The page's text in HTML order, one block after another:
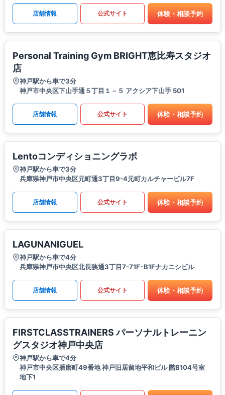
店舗情報 公式サイト 体験・相談予約
Personal Training Gym BRIGHT恵比寿スタジオ
店
神戸駅から車で3分
神戸市中央区下山手通５丁目１－５ アクシア下山手 501
店舗情報 公式サイト 体験・相談予約
Lentoコンディショニングラボ
神戸駅から車で3分
兵庫県神戸市中央区元町通3丁目9-4元町カルチャービル7F
店舗情報 公式サイト 体験・相談予約
LAGUNANIGUEL
神戸駅から車で4分
兵庫県神戸市中央区北長狭通3丁目7-71F･B1Fナカニシビル
店舗情報 公式サイト 体験・相談予約
FIRSTCLASSTRAINERS パーソナルトレーニン
グスタジオ神戸中央店
神戸駅から車で4分
神戸市中央区播磨町49番地 神戸旧居留地平和ビル 階B104号室
地下1